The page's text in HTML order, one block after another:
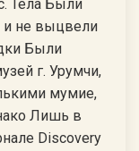
Тела Были
и не выцвели
Были
г. Урумчи,
мумие,
Лишь в
Discovery